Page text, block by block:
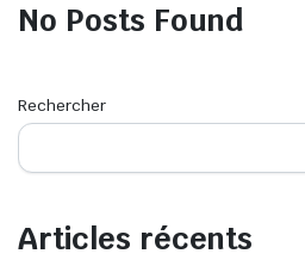
No Posts Found
Rechercher
Articles récents